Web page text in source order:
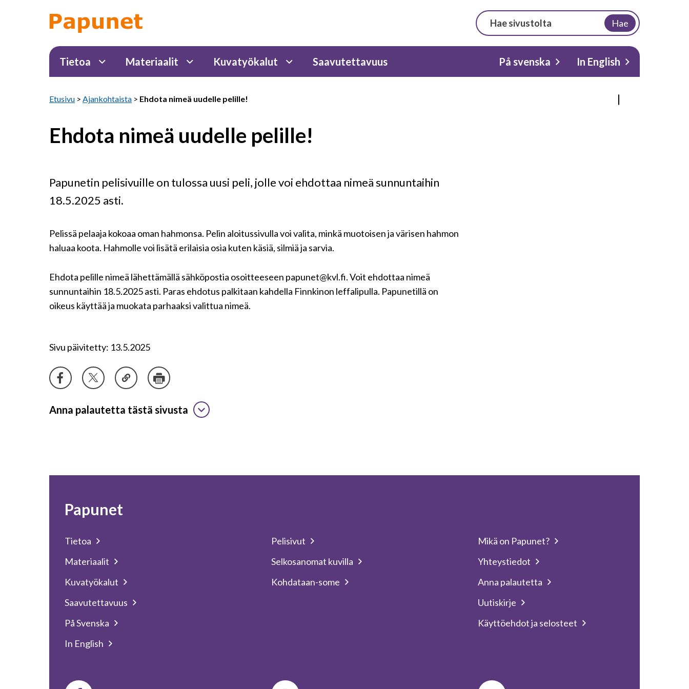
Hae
Tietoa Materiaalit Kuvatyökalut Saavutettavuus På svenska In English
Etusivu > Ajankohtaista > Ehdota nimeä uudelle pelille!
Ehdota nimeä uudelle pelille!
Papunetin pelisivuille on tulossa uusi peli, jolle voi ehdottaa nimeä sunnuntaihin
18.5.2025 asti.
Pelissä pelaaja kokoaa oman hahmonsa. Pelin aloitussivulla voi valita, minkä muotoisen ja värisen hahmon
haluaa koota. Hahmolle voi lisätä erilaisia osia kuten käsiä, silmiä ja sarvia.
Ehdota pelille nimeä lähettämällä sähköpostia osoitteeseen papunet@kvl.fi. Voit ehdottaa nimeä
sunnuntaihin 18.5.2025 asti. Paras ehdotus palkitaan kahdella Finnkinon leffalipulla. Papunetillä on
oikeus käyttää ja muokata parhaaksi valittua nimeä.
Sivu päivitetty: 13.5.2025
Anna palautetta tästä sivusta
Papunet
Tietoa
Materiaalit
Kuvatyökalut
Saavutettavuus
På Svenska
In English
Pelisivut
Selkosanomat kuvilla
Kohdataan-some
Mikä on Papunet?
Yhteystiedot
Anna palautetta
Uutiskirje
Käyttöehdot ja selosteet